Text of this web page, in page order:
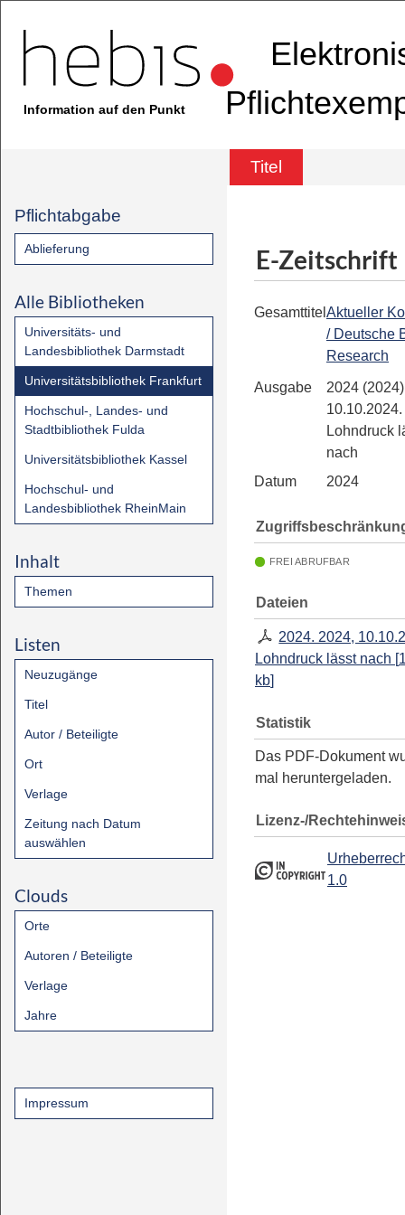
Information auf den Punkt
Titel
Pflichtabgabe
Ablieferung
Alle Bibliotheken
Universitäts- und
Landesbibliothek Darmstadt
Universitätsbibliothek Frankfurt
Hochschul-, Landes- und
Stadtbibliothek Fulda
Universitätsbibliothek Kassel
Hochschul- und
Landesbibliothek RheinMain
Inhalt
Themen
Listen
Neuzugänge
Titel
Autor / Beteiligte
Ort
Verlage
Zeitung nach Datum
auswählen
Clouds
Orte
Autoren / Beteiligte
Verlage
Jahre
Impressum
E-Zeitschrift
Gesamttitel Aktueller
/ Deutsche
Research
Ausgabe
2024 (2024)
10.10.2024.
Lohndruck
nach
Datum
2024
FREI ABRUFBAR
Dateien
2024. 2024,
Lohndruck lässt nach [
kb]
Statistik
Das PDF-Dokument
mal heruntergeladen.
Lizenz-/
1.0